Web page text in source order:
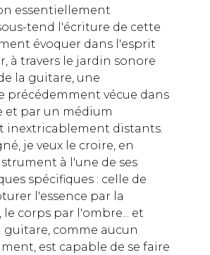
essentiellement
tend l'écriture de cette
évoquer dans l'esprit
à travers le jardin sonore
la guitare, une
précédemment vécue dans
et par un médium
inextricablement distants.
je veux le croire, en
à l'une de ses
spécifiques : celle de
l'essence par la
corps par l'ombre... et
guitare, comme aucun
est capable de se faire